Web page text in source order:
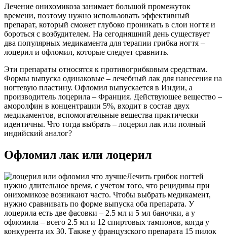
Лечение онихомикоза занимает большой промежуток
времени, поэтому нужно использовать эффективный
препарат, который сможет глубоко проникать в слои ногтя и
бороться с возбудителем. На сегодняшний день существует
два популярных медикамента для терапии грибка ногтя –
лоцерил и офломил, которые следует сравнить.
Эти препараты относятся к противогрибковым средствам.
Формы выпуска одинаковые – лечебный лак для нанесения на
ногтевую пластину. Офломил выпускается в Индии, а
производитель лоцерила – Франция. Действующее вещество –
аморолфин в концентрации 5%, входит в состав двух
медикаментов, вспомогательные вещества практически
идентичны. Что тогда выбрать – лоцерил лак или полный
индийский аналог?
Офломил лак или лоцерил
Лечить грибок ногтей
нужно длительное время, с учетом того, что рецидивы при
онихомикозе возникают часто. Чтобы выбрать медикамент,
нужно сравнивать по форме выпуска оба препарата. У
лоцерила есть две фасовки – 2.5 мл и 5 мл баночки, а у
офломила – всего 2.5 мл и 12 спиртовых тампонов, когда у
конкурента их 30. Также у французского препарата 15 пилок